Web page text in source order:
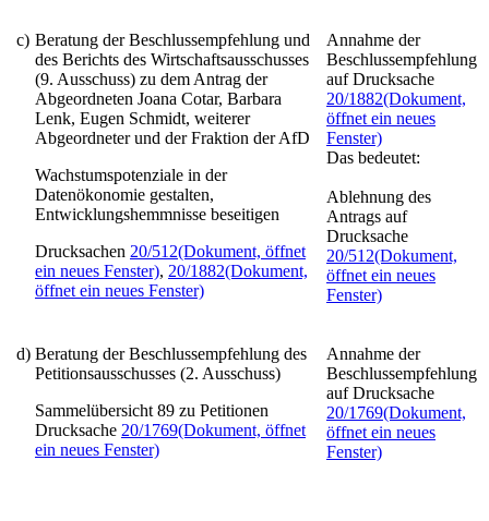
c) Beratung der Beschlussempfehlung und
des Berichts des Wirtschaftsausschusses
(9. Ausschuss) zu dem Antrag der
Abgeordneten Joana Cotar, Barbara
Lenk, Eugen Schmidt, weiterer
Abgeordneter und der Fraktion der AfD
Wachstumspotenziale in der
Datenökonomie gestalten,
Entwicklungshemmnisse beseitigen
Drucksachen 20/512(Dokument, öffnet
ein neues Fenster), 20/1882(Dokument,
öffnet ein neues Fenster)
Annahme der
Beschlussempfehlung
auf Drucksache
20/1882(Dokument,
öffnet ein neues
Fenster)
Das bedeutet:
Ablehnung des
Antrags auf
Drucksache
20/512(Dokument,
öffnet ein neues
Fenster)
d) Beratung der Beschlussempfehlung des
Petitionsausschusses (2. Ausschuss)
Sammelübersicht 89 zu Petitionen
Drucksache 20/1769(Dokument, öffnet
ein neues Fenster)
Annahme der
Beschlussempfehlung
auf Drucksache
20/1769(Dokument,
öffnet ein neues
Fenster)